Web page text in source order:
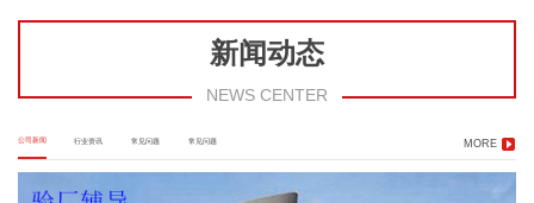
新闻动态
NEWS CENTER
公司新闻 行业资讯 常见问题 常见问题 MORE